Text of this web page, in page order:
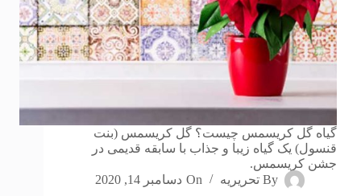
گیاه گل کریسمس چیست؟ گل کریسمس (بنت
قنسول) یک گیاه زیبا و جذاب با سابقه قدیمی در
جشن کریسمس.
By تحریریه On دسامبر 14, 2020